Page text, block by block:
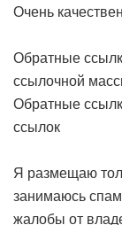
Очень
Обратные
ссылочной
Обратные
ссылок
Я размещаю
занимаюсь
жалобы от